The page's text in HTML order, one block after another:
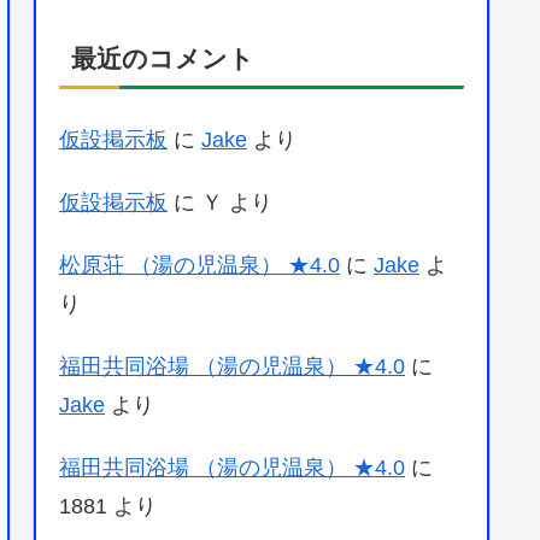
最近のコメント
仮設掲示板 に Jake より
仮設掲示板 に Ｙ より
松原荘 （湯の児温泉） ★4.0 に Jake よ
り
福田共同浴場 （湯の児温泉） ★4.0 に
Jake より
福田共同浴場 （湯の児温泉） ★4.0 に
1881 より